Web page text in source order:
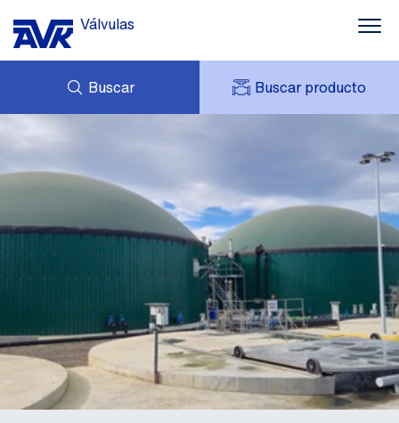
Válvulas
Buscar Buscar producto
NOTICIAS
CASOS DE ÉXITO
TARIFA DE PRECIOS